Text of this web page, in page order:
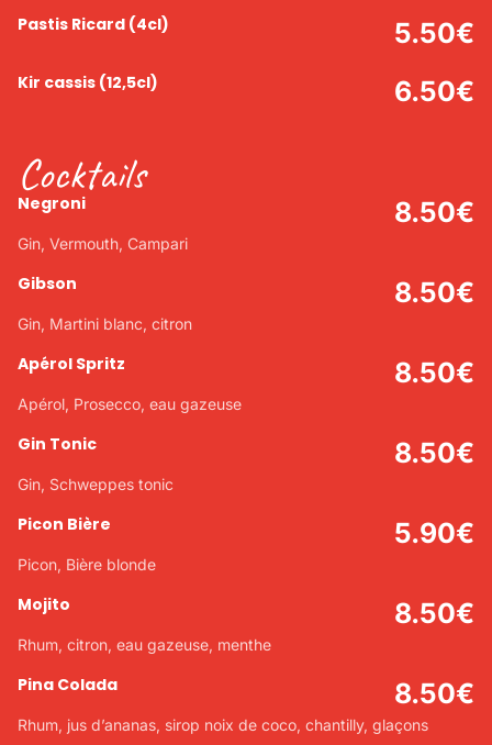
Pastis Ricard (4cl) 5.50€
Kir cassis (12,5cl) 6.50€
Cocktails
Negroni 8.50€
Gin, Vermouth, Campari
Gibson 8.50€
Gin, Martini blanc, citron
Apérol Spritz 8.50€
Apérol, Prosecco, eau gazeuse
Gin Tonic 8.50€
Gin, Schweppes tonic
Picon Bière 5.90€
Picon, Bière blonde
Mojito 8.50€
Rhum, citron, eau gazeuse, menthe
Pina Colada 8.50€
Rhum, jus d’ananas, sirop noix de coco, chantilly, glaçons